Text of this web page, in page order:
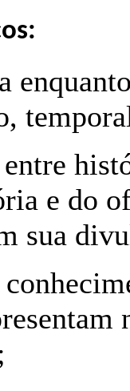
e do
sua